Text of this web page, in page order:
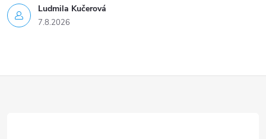
Ludmila Kučerová
7.8.2026